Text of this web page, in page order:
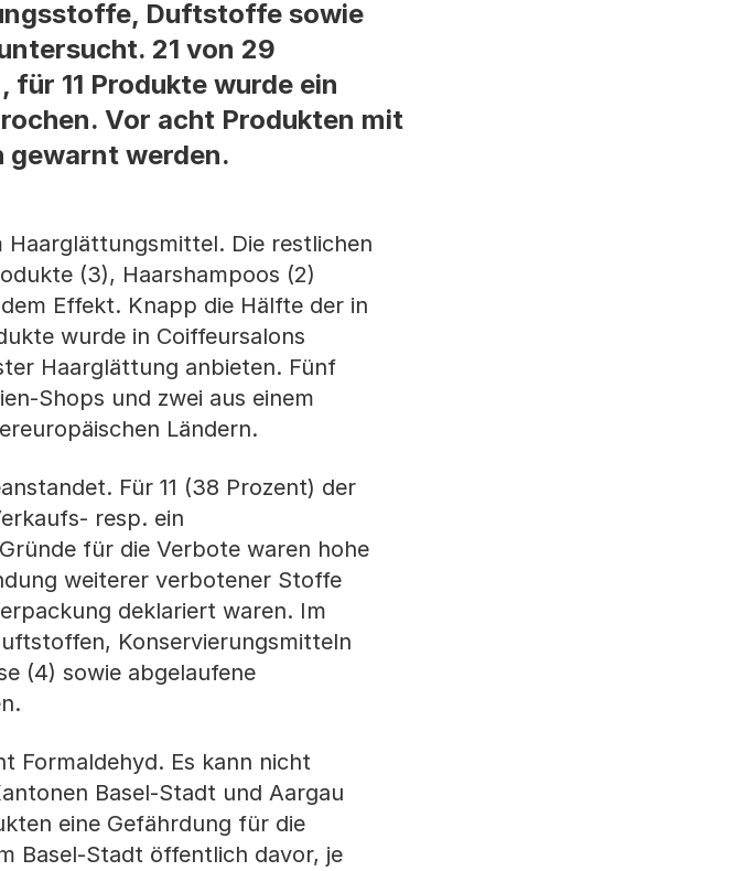
Duftstoffe sowie
21 von 29
11 Produkte wurde ein
Vor acht Produkten mit
gewarnt werden.
Haarglättungsmittel. Die restlichen
(3), Haarshampoos (2)
Effekt. Knapp die Hälfte der in
wurde in Coiffeursalons
Haarglättung anbieten. Fünf
Shops und zwei aus einem
Ländern.
Für 11 (38 Prozent) der
resp. ein
für die Verbote waren hohe
weiterer verbotener Stoffe
deklariert waren. Im
Konservierungsmitteln
(4) sowie abgelaufene
Formaldehyd. Es kann nicht
Basel-Stadt und Aargau
eine Gefährdung für die
Basel-Stadt öffentlich davor, je